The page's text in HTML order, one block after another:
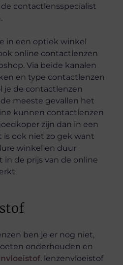
contactlensspecialist
in een optiek winkel
online contactlenzen
Via beide kanalen
en type contactlenzen
je de contactlenzen
meeste gevallen het
kunnen contactlenzen
zijn dan in een
ook niet zo gek want
winkel en duur
in de prijs van de online
ben je er nog niet,
onderhouden en
. lenzenvloeistof